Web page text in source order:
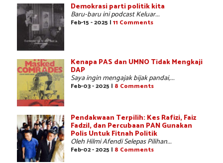
Demokrasi parti politik kita
Baru-baru ini podcast Keluar...
Feb-15 - 2025 | 11 Comments
Kenapa PAS dan UMNO Tidak Mengkaji
DAP
Saya ingin mengajak bijak pandai,...
Feb-03 - 2025 | 8 Comments
Pendakwaan Terpilih: Kes Rafizi, Faiz
Fadzil, dan Percubaan PAN Gunakan
Polis Untuk Fitnah Politik
Oleh Hilmi Afendi Selepas Pilihan...
Feb-02 - 2025 | 8 Comments